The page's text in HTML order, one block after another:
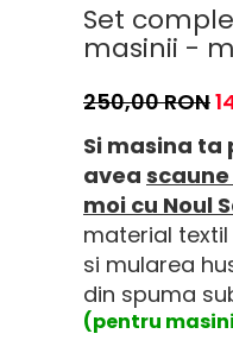
Set
masinii -
250,00 RON
Si masina
avea
moi cu Noul
material
si mularea
din spuma
(pentru